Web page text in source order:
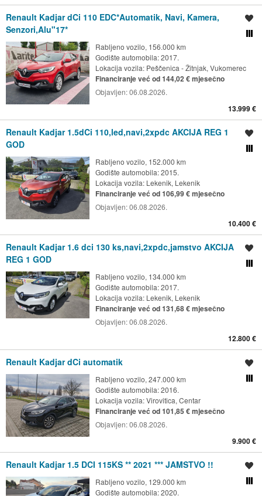
Renault Kadjar dCi 110 EDC*Automatik, Navi, Kamera,
Senzori,Alu"17*
Rabljeno vozilo, 156.000 km
Godište automobila: 2017.
Lokacija vozila: Peščenica - Žitnjak, Vukomerec
Financiranje već od 144,02 € mjesečno
Objavljen:06.08.2026.
13.999 €
Renault Kadjar 1.5dCi 110,led,navi,2xpdc AKCIJA REG 1
GOD
Rabljeno vozilo, 152.000 km
Godište automobila: 2015.
Lokacija vozila: Lekenik, Lekenik
Financiranje već od 106,99 € mjesečno
Objavljen:06.08.2026.
10.400 €
Renault Kadjar 1.6 dci 130 ks,navi,2xpdc,jamstvo AKCIJA
REG 1 GOD
Rabljeno vozilo, 134.000 km
Godište automobila: 2017.
Lokacija vozila: Lekenik, Lekenik
Financiranje već od 131,68 € mjesečno
Objavljen:06.08.2026.
12.800 €
Renault Kadjar dCi automatik
Rabljeno vozilo, 247.000 km
Godište automobila: 2016.
Lokacija vozila:Virovitica, Centar
Financiranje već od 101,85 € mjesečno
Objavljen:06.08.2026.
9.900 €
Renault Kadjar 1.5 DCI 115KS ** 2021 *** JAMSTVO !!
Rabljeno vozilo, 129.000 km
Godište automobila: 2020.